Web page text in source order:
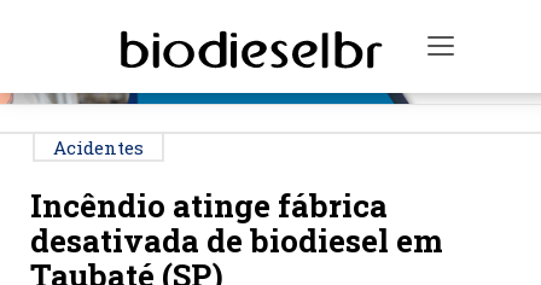
Toggle
Acidentes
Incêndio atinge fábrica
desativada de biodiesel em
Taubaté (SP)